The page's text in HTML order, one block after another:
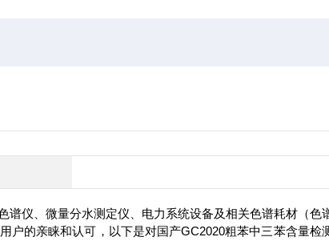
仪、微量分水测定仪、电力系统设备及相关色谱耗材（色
户的亲睐和认可，以下是对国产GC2020粗苯中三苯含量检